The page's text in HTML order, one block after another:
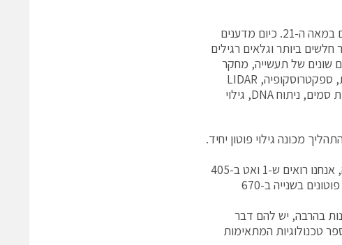
לפני 25 שנה מעטים מאיתנו היו מנבאים את חשיבות מניית פוטונים יחידים במאה ה-21. כיום מדענים
ביותר וגלאים רגילים
שונים של תעשייה, מחקר
וטכנולוגיית תקשורת, עם יישומים מיוחדים הכוללים קריפטוגרפיה קוונטית, ספקטרוסקופיה, LIDAR
אסטרונומי, מיקרוסקופיה פלואורסנטית, סיווג חלקיקים תעשייתיים, חשיפת סמים, ניתוח DNA, גילוי
מכונה גילוי פוטון יחיד.
כאשר P הוא ההספק האופטי בואטים ו-λ אורך הגל בננו-מטר. כך לדוגמה, אנחנו רואים ש-1 ואט ב-405
ננו-מטר מתאים בערך ל-2000 פוטונים בשנייה, בעוד קצב מניות של 100 פוטונים בשנייה ב-670
בהרבה, יש להם דבר
טכנולוגיות המתאימות